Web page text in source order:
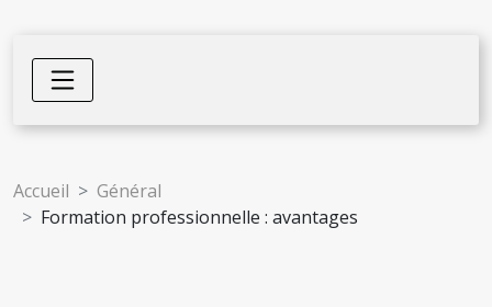
Accueil
Général
Formation professionnelle : avantages